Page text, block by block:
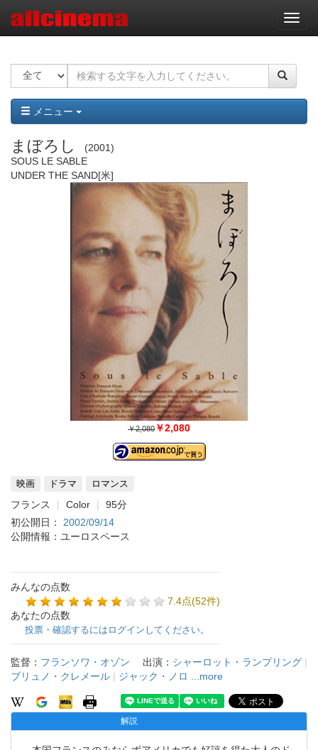
ナ
ビ
ー
ョ
ン
メニュー
まぼろし
2001
SOUS LE SABLE
UNDER THE SAND[米]
￥2,080 ￥2,080
映画 ドラマ ロマンス
フランス Color
95分
初公開日： 2002/09/14
公開情報：ユーロスペース
みんなの点数
7.4点(52件)
あなたの点数
投票・確認するにはログインしてください。
監督： フランソワ・オゾン 出演： シャーロット・ランプリング |
ブリュノ・クレメール | ジャック・ノロ ...more
解説